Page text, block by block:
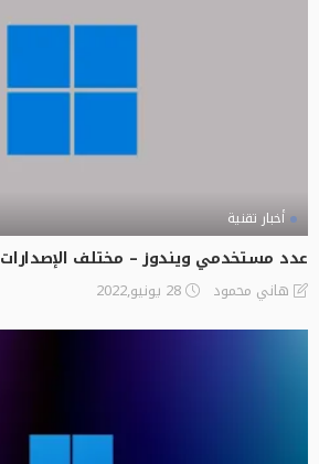
أخبار تقنية
عدد مستخدمي ويندوز – مختلف الإصدارات
هاني محمود 28 يونيو,2022